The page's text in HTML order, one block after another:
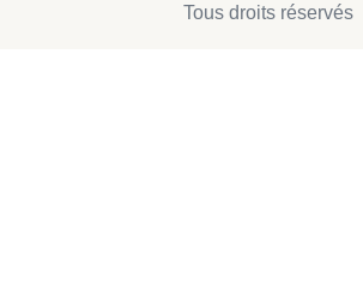
Tous droits réservés